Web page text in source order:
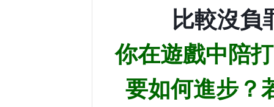
比較沒負
你在遊戲中陪
要如何進步？